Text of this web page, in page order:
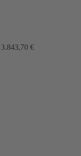
3.843,70 €